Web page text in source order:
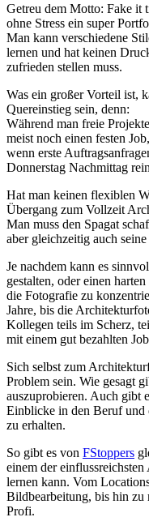
Getreu dem Motto: Fake it
ohne Stress ein super
Man kann verschiedene
lernen und hat keinen
zufrieden stellen muss.
Was ein großer Vorteil ist,
Quereinstieg sein, denn:
Während man freie
meist noch einen festen
wenn erste
Donnerstag Nachmittag
Hat man keinen flexiblen
Übergang zum Vollzeit
Man muss den Spagat
aber gleichzeitig auch
Je nachdem kann es
gestalten, oder einen
die Fotografie zu
Jahre, bis die
Kollegen teils im Scherz,
mit einem gut bezahlten
Sich selbst zum
Problem sein. Wie gesagt
auszuprobieren. Auch gibt
Einblicke in den Beruf und
zu erhalten.
So gibt es von FStoppers
einem der
lernen kann. Vom
Bildbearbeitung, bis hin
Profi.